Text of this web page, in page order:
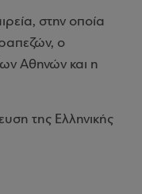
στην οποία
ο
Αθηνών και η
της Ελληνικής